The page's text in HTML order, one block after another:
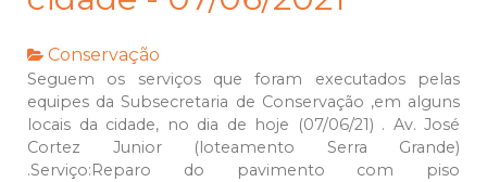
Conservação
Seguem os serviços que foram executados pelas
equipes da Subsecretaria de Conservação ,em alguns
locais da cidade, no dia de hoje (07/06/21) . Av. José
Cortez Junior (loteamento Serra Grande)
.Serviço:Reparo do pavimento com piso